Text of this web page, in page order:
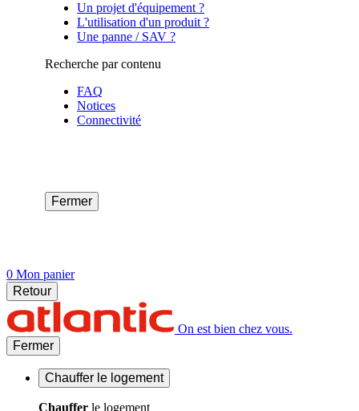
Un projet d'équipement ?
L'utilisation d'un produit ?
Une panne / SAV ?
Recherche par contenu
FAQ
Notices
Connectivité
Fermer
0 Mon panier
Retour
On est bien chez vous.
Fermer
Chauffer le logement
Chauffer le logement